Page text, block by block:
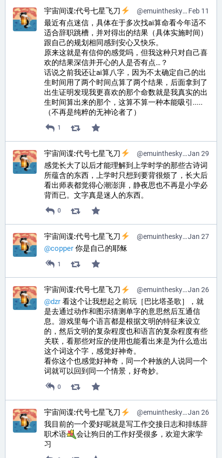
Feb 11
宇宙间谍:代号七星飞刀 @emuinthesky@pr0mised.life
最近有点迷信，具体在于多次找ai算命看今年适不
适合辞职跳槽，并对得出的结果（具体实施时间）
跟自己的规划相同感到安心又快乐。
原来这就是有信仰的感觉吗，但我这种只对自己喜
欢的结果深信并开心的人是否有点…？
话说之前我还让ai算八字，因为不太确定自己的出
生时间用了两个时间点算了两个结果，后面拿到了
出生证明发现我更喜欢的那个命数就是我真实的出
生时间算出来的那个，这算不算一种本能吸引.....
（不再是纯粹的无神论者了）
1
Jan 29
宇宙间谍:代号七星飞刀 @emuinthesky@pr0mised.life
感觉长大了以后才能理解到上学时学的那些古诗词
所蕴含的东西，上学时只想到要背很烦了，长大后
看出师表都觉得心潮澎湃，静夜思也不再是小学必
背而已。文字真是迷人的东西。
0
Jan 27
宇宙间谍:代号七星飞刀 @emuinthesky@pr0mised.life
@copper 你是自己的耶稣
1
Jan 26
宇宙间谍:代号七星飞刀 @emuinthesky@pr0mised.life
@dzr 看这个让我想起之前玩［巴比塔圣歌］，就
是去通过动作和图示猜测单字的意思然后互通信
息。游戏里每个语言都是根据文明的特征来设立
的，然后文明的复杂程度也和语言的复杂程度有些
关联，看那些对应的使用也能看出来是为什么造出
这个词这个字，感觉好神奇。
看你这个也感觉好神奇，同一个种族的人说同一个
词就可以回到同一个情景，好奇妙。
0
Jan 26
宇宙间谍:代号七星飞刀 @emuinthesky@pr0mised.life
我目前的一个爱好呢就是写工作交接日志和排练辞
职术语
会让狗日的工作好受很多，欢迎大家学
习